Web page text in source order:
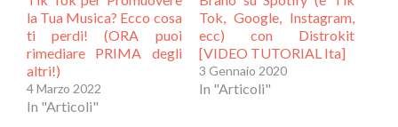
una
nuova
finestra)
nuova
finestra)
la Tua Musica? Ecco cosa
ti perdi! (ORA puoi
rimediare PRIMA degli
altri!)
4 Marzo 2022
In "Articoli"
Tok, Google, Instagram,
ecc) con Distrokit
[VIDEO TUTORIAL Ita]
3 Gennaio 2020
In "Articoli"